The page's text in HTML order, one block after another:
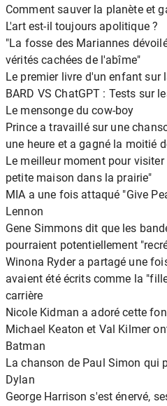
Comment sauver la planète et
L'art est-il toujours apolitique ?
"La fosse des Mariannes
vérités cachées de l'abîme"
Le premier livre d'un enfant sur
BARD VS ChatGPT : Tests sur
Le mensonge du cow-boy
Prince a travaillé sur une
une heure et a gagné la moitié
Le meilleur moment pour
petite maison dans la prairie"
MIA a une fois attaqué "Give
Lennon
Gene Simmons dit que les
pourraient potentiellement
Winona Ryder a partagé une
avaient été écrits comme la
carrière
Nicole Kidman a adoré cette
Michael Keaton et Val Kilmer
Batman
La chanson de Paul Simon qui
Dylan
George Harrison s'est énervé,